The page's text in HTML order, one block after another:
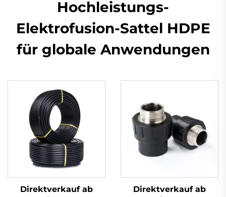
Hochleistungs-
Elektrofusion-Sattel HDPE
für globale Anwendungen
Direktverkauf ab
Direktverkauf ab